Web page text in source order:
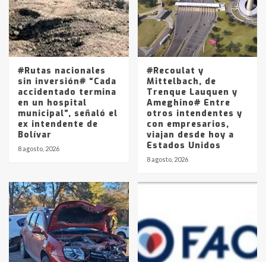
5
Los precios de los combustibles en
La Pampa, desde YPF hasta Axion
entre 857 a 1338 pesos
#Rutas nacionales
sin inversión# “Cada
accidentado termina
en un hospital
municipal”, señaló el
ex intendente de
Bolívar
8 agosto, 2026
#Recoulat y
Mittelbach, de
Trenque Lauquen y
Ameghino# Entre
otros intendentes y
con empresarios,
viajan desde hoy a
Estados Unidos
8 agosto, 2026